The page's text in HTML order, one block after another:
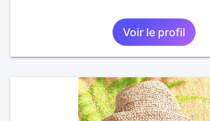
Voir le profil